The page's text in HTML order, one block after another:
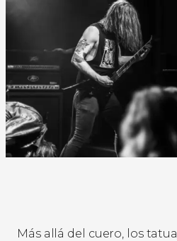
Más allá del cuero, los